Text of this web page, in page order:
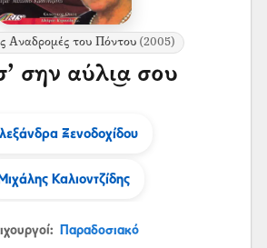
Αναδρομές του Πόντου(2005)
σην αύλι͜α σου
Ξενοδοχίδου
Καλιοντζίδης
Παραδοσιακό